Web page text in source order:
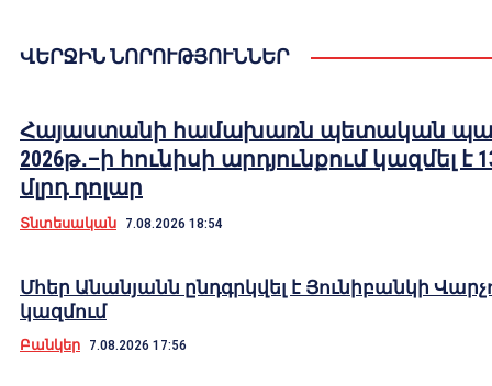
ՎԵՐՋԻՆ ՆՈՐՈՒԹՅՈՒՆՆԵՐ
Հայաստանի համախառն պետական
2026թ․–ի հունիսի արդյունքում կազմել է
մլրդ դոլար
Տնտեսական 7.08.2026 18:54
Մհեր Անանյանն ընդգրկվել է Յունիբանկի
կազմում
Բանկեր 7.08.2026 17:56